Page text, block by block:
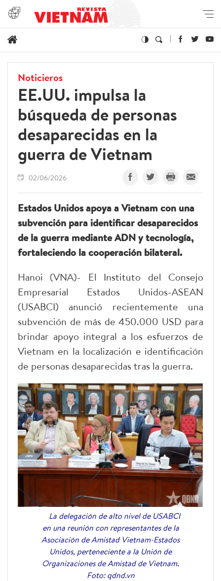
Noticieros
EE.UU. impulsa la
búsqueda de personas
desaparecidas en la
guerra de Vietnam
02/06/2026
Estados Unidos apoya a Vietnam con una
subvención para identificar desaparecidos
de la guerra mediante ADN y tecnología,
fortaleciendo la cooperación bilateral.
Hanoi (VNA)- El Instituto del Consejo
Empresarial Estados Unidos-ASEAN
(USABCI) anunció recientemente una
subvención de más de 450.000 USD para
brindar apoyo integral a los esfuerzos de
Vietnam en la localización e identificación
de personas desaparecidas tras la guerra.
La delegación de alto nivel de USABCI
en una reunión con representantes de la
Asociación de Amistad Vietnam-Estados
Unidos, perteneciente a la Unión de
Organizaciones de Amistad de Vietnam.
Foto: qdnd.vn